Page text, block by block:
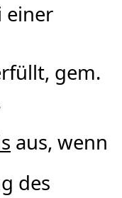
einer
gem.
aus, wenn
des